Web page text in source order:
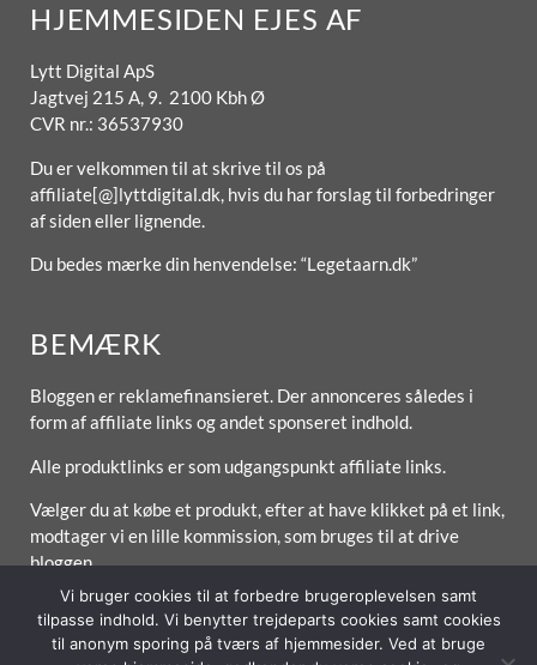
HJEMMESIDEN EJES AF
Lytt Digital ApS
Jagtvej 215 A, 9. 2100 Kbh Ø
CVR nr.: 36537930
Du er velkommen til at skrive til os på
affiliate[@]lyttdigital.dk, hvis du har forslag til forbedringer
af siden eller lignende.
Du bedes mærke din henvendelse: “Legetaarn.dk”
BEMÆRK
Bloggen er reklamefinansieret. Der annonceres således i
form af affiliate links og andet sponseret indhold.
Alle produktlinks er som udgangspunkt affiliate links.
Vælger du at købe et produkt, efter at have klikket på et link,
modtager vi en lille kommission, som bruges til at drive
bloggen.
Vi bruger cookies til at forbedre brugeroplevelsen samt
tilpasse indhold. Vi benytter trejdeparts cookies samt cookies
til anonym sporing på tværs af hjemmesider. Ved at bruge